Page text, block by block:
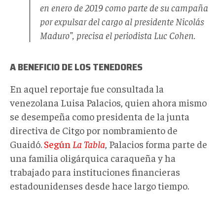
en enero de 2019 como parte de su campaña
por expulsar del cargo al presidente Nicolás
Maduro”, precisa el periodista Luc Cohen.
A BENEFICIO DE LOS TENEDORES
En aquel reportaje fue consultada la
venezolana Luisa Palacios, quien ahora mismo
se desempeña como presidenta de la junta
directiva de Citgo por nombramiento de
Guaidó. Según La Tabla , Palacios forma parte de
una familia oligárquica caraqueña y ha
trabajado para instituciones financieras
estadounidenses desde hace largo tiempo.